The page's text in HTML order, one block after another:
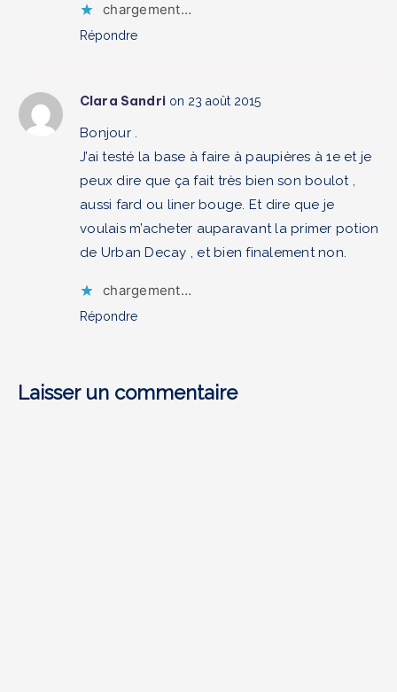
chargement…
Répondre
Clara Sandri on 23 août 2015
Bonjour .
J’ai testé la base à faire à paupières à 1e et je
peux dire que ça fait très bien son boulot ,
aussi fard ou liner bouge. Et dire que je
voulais m’acheter auparavant la primer potion
de Urban Decay , et bien finalement non.
chargement…
Répondre
Laisser un commentaire